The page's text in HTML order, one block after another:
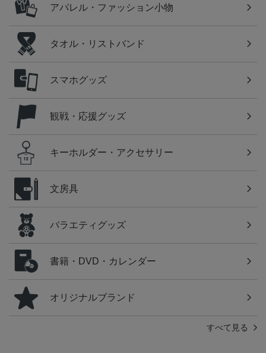
アパレル・ファッション小物
タオル・リストバンド
スマホグッズ
観戦・応援グッズ
キーホルダー・アクセサリー
文房具
バラエティグッズ
書籍・DVD・カレンダー
オリジナルブランド
すべて見る